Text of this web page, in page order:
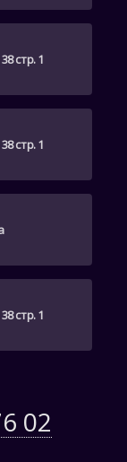
02
стр. 1
стр. 1
стр. 1